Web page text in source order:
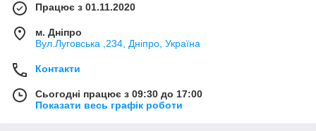
Працює з 01.11.2020
м. Дніпро
Вул.Луговська ,234, Дніпро, Україна
Контакти
Сьогодні працює з 09:30 до 17:00
Показати весь графік роботи